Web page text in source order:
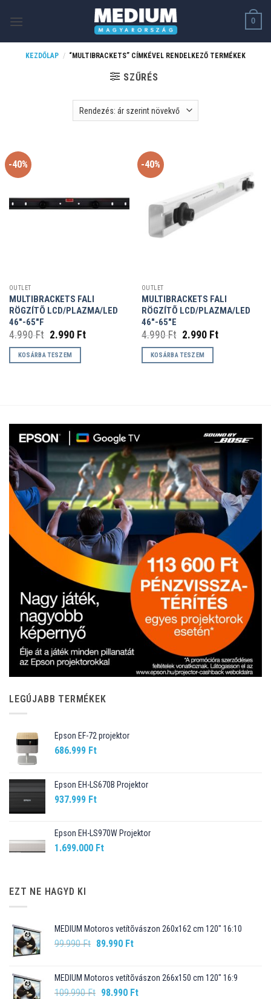
0
KEZDŐLAP / “MULTIBRACKETS” CÍMKÉVEL RENDELKEZŐ TERMÉKEK
SZŰRÉS
-40%
OUTLET
MULTIBRACKETS FALI
RÖGZÍTÕ LCD/PLAZMA/LED
46″-65″F
4.990Ft Original
price
was:
4.990 Ft.
2.990 FtCurrent
KOSÁRBA TESZEM
-40%
OUTLET
MULTIBRACKETS FALI
RÖGZÍTÕ LCD/PLAZMA/LED
46″-65″E
4.990Ft Original
price
was:
4.990 Ft.
2.990 FtCurrent
KOSÁRBA TESZEM
LEGÚJABB TERMÉKEK
Epson EF-72 projektor
686.999 Ft
Epson EH-LS670B Projektor
937.999 Ft
Epson EH-LS970W Projektor
1.699.000 Ft
EZT NE HAGYD KI
MEDIUM Motoros vetítõvászon 260x162 cm 120" 16:10
99.990Ft Original
99.990 Ft.
89.990 FtCurrent
89.990 Ft.
MEDIUM Motoros vetítõvászon 266x150 cm 120" 16:9
109.990Ft Original
98.990 FtCurrent